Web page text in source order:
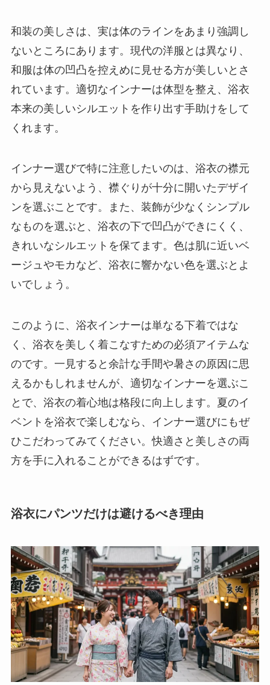
和装の美しさは、実は体のラインをあまり強調し
ないところにあります。現代の洋服とは異なり、
和服は体の凹凸を控えめに見せる方が美しいとさ
れています。適切なインナーは体型を整え、浴衣
本来の美しいシルエットを作り出す手助けをして
くれます。
インナー選びで特に注意したいのは、浴衣の襟元
から見えないよう、襟ぐりが十分に開いたデザイ
ンを選ぶことです。また、装飾が少なくシンプル
なものを選ぶと、浴衣の下で凹凸ができにくく、
きれいなシルエットを保てます。色は肌に近いベ
ージュやモカなど、浴衣に響かない色を選ぶとよ
いでしょう。
このように、浴衣インナーは単なる下着ではな
く、浴衣を美しく着こなすための必須アイテムな
のです。一見すると余計な手間や暑さの原因に思
えるかもしれませんが、適切なインナーを選ぶこ
とで、浴衣の着心地は格段に向上します。夏のイ
ベントを浴衣で楽しむなら、インナー選びにもぜ
ひこだわってみてください。快適さと美しさの両
方を手に入れることができるはずです。
浴衣にパンツだけは避けるべき理由